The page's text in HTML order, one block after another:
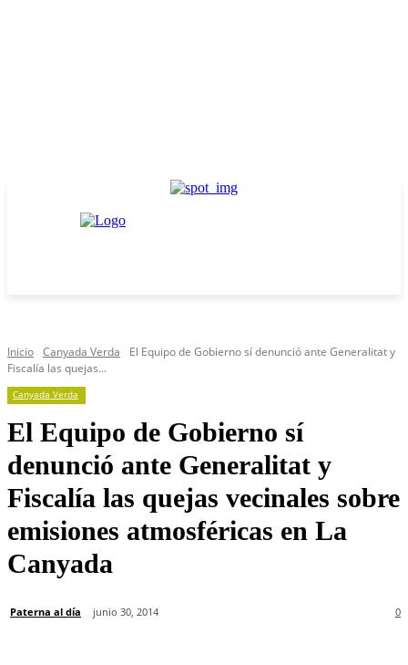
Inicio Canyada Verda
El Equipo de Gobierno sí denunció ante Generalitat y
Fiscalía las quejas...
Canyada Verda
El Equipo de Gobierno sí
denunció ante Generalitat y
Fiscalía las quejas vecinales sobre
emisiones atmosféricas en La
Canyada
Paterna al día junio 30, 2014 0